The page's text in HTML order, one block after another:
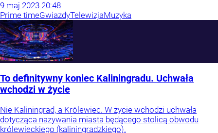
9 maj 2023 20:48
Prime timeGwiazdyTelewizjaMuzyka
To definitywny koniec Kaliningradu. Uchwała
wchodzi w życie
Nie Kaliningrad, a Królewiec. W życie wchodzi uchwała
dotycząca nazywania miasta będącego stolicą obwodu
królewieckiego (kaliningradzkiego).